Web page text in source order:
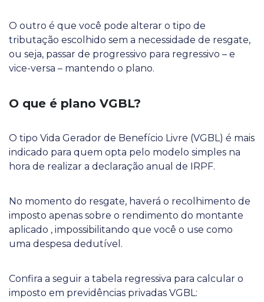
O outro é que você pode alterar o tipo de
tributação escolhido sem a necessidade de resgate,
ou seja, passar de progressivo para regressivo – e
vice-versa – mantendo o plano.
O que é plano VGBL?
O tipo Vida Gerador de Benefício Livre (VGBL) é mais
indicado para quem opta pelo modelo simples na
hora de realizar a declaração anual de IRPF.
No momento do resgate, haverá o recolhimento de
imposto apenas sobre o rendimento do montante
aplicado , impossibilitando que você o use como
uma despesa dedutível.
Confira a seguir a tabela regressiva para calcular o
imposto em previdências privadas VGBL: